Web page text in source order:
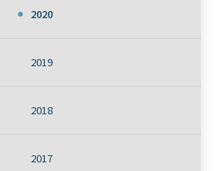
2020
2019
2018
2017